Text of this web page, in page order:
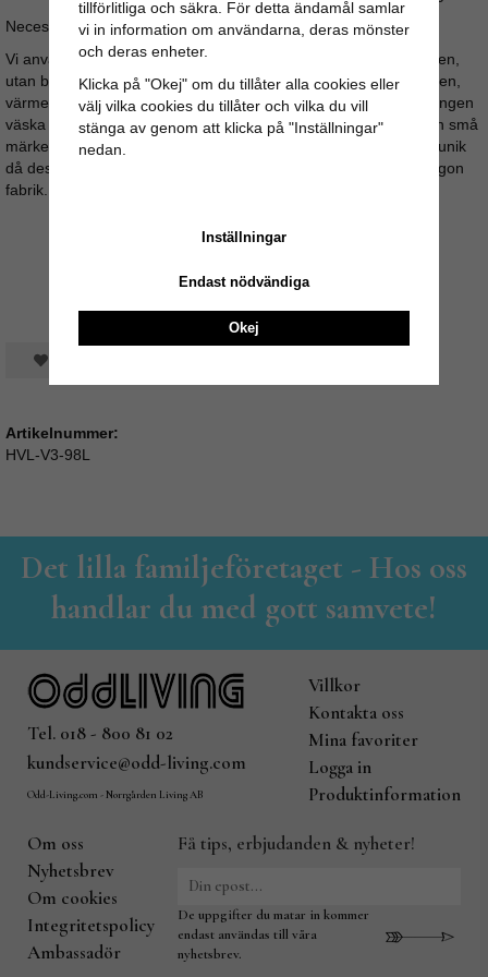
Necessärens mått: Längd: 40cm / Höjd: 21cm / Bredd: 13cm
Vi använder inga skadliga kemikalier under beredningsprocessen,
utan bara naturliga ämnen. Såsom vegetabilisk olja, salt, kalksten,
värme och torkprocess med hjälp av solens värmande strålar. Ingen
väska är den andra lik, färgskiftningar kan förekomma och även små
märken ifrån skinnberedningen. Allt detta gör varje skinnväska unik
då dessa väskor är handgjorda och inte massproducerade i någon
fabrik.
Spara som favorit
Artikelnummer:
HVL-V3-98L
Det lilla familjeföretaget - Hos oss
handlar du med gott samvete!
Tel. 018 - 800 81 02
kundservice@odd-living.com
Odd-Living.com - Norrgården Living AB
Villkor
Kontakta oss
Mina favoriter
Logga in
Produktinformation
Om oss
Nyhetsbrev
Om cookies
Integritetspolicy
Ambassadör
Få tips, erbjudanden & nyheter!
De uppgifter du matar in kommer
endast användas till våra
nyhetsbrev.
tillförlitliga och säkra. För detta ändamål samlar
vi in information om användarna, deras mönster
och deras enheter.
Klicka på "Okej" om du tillåter alla cookies eller
välj vilka cookies du tillåter och vilka du vill
stänga av genom att klicka på "Inställningar"
nedan.
Inställningar
Endast nödvändiga
Okej